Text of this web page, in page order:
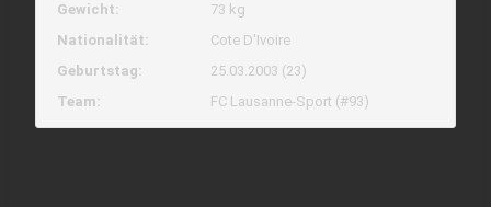
Gewicht:
73 kg
Nationalität:
Cote D'Ivoire
Geburtstag:
25.03.2003 (23)
Team:
FC Lausanne-Sport (#93)